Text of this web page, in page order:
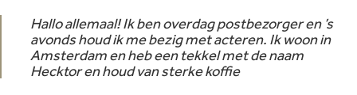
Hallo allemaal! Ik ben overdag postbezorger en ’s
avonds houd ik me bezig met acteren. Ik woon in
Amsterdam en heb een tekkel met de naam
Hecktor en houd van sterke koffie